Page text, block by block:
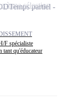
F spécialiste
tant qu'éducateur
Temps partiel
à ma sélection